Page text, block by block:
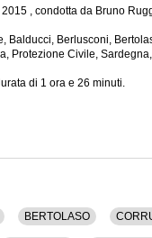
, condotta da Bruno
Balducci, Berlusconi,
Protezione Civile,
di 1 ora e 26 minuti.
BERTOLASO